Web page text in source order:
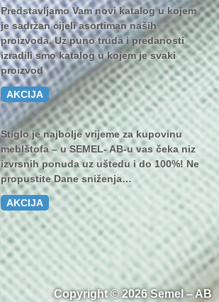
Predstavljamo Vam novi katalog u kojem
je sadržan cijeli asortiman naših
proizvoda. Uz puno truda i predanosti
izradili smo katalog u kojem je svaki
proizvod
AKCIJA
Stiglo je najbolje vrijeme za kupovinu
meblštofa – u SEMEL- AB-u vas čeka niz
izvrsnih ponuda uz uštedu i do 100%! Ne
propustite Dane sniženja…
AKCIJA
Copyright © 2026 Semel – AB